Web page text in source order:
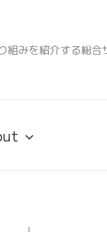
組みを紹介する総合
索